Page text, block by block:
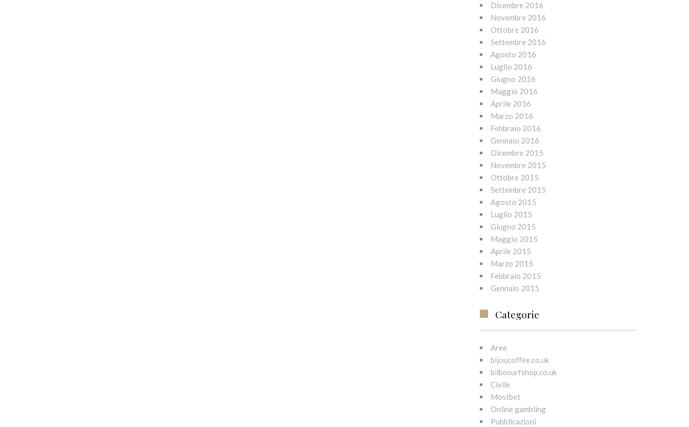
Dicembre 2016
Novembre 2016
Ottobre 2016
Settembre 2016
Agosto 2016
Luglio 2016
Giugno 2016
Maggio 2016
Aprile 2016
Marzo 2016
Febbraio 2016
Gennaio 2016
Dicembre 2015
Novembre 2015
Ottobre 2015
Settembre 2015
Agosto 2015
Luglio 2015
Giugno 2015
Maggio 2015
Aprile 2015
Marzo 2015
Febbraio 2015
Gennaio 2015
Categorie
Aree
bijoucoffee.co.uk
bilbosurfshop.co.uk
Civile
Mostbet
Online gambling
Pubblicazioni